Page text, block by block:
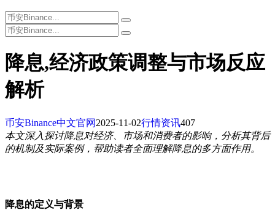
降息,经济政策调整与市场反应
解析
币安Binance中文官网 2025-11-02行情资讯407
本文深入探讨降息对经济、市场和消费者的影响，分析其背后
的机制及实际案例，帮助读者全面理解降息的多方面作用。
降息的定义与背景